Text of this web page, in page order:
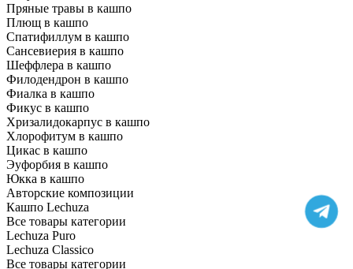
Пряные травы в кашпо
Плющ в кашпо
Спатифиллум в кашпо
Сансевиерия в кашпо
Шеффлера в кашпо
Филодендрон в кашпо
Фиалка в кашпо
Фикус в кашпо
Хризалидокарпус в кашпо
Хлорофитум в кашпо
Цикас в кашпо
Эуфорбия в кашпо
Юкка в кашпо
Авторские композиции
Кашпо Lechuza
Все товары категории
Lechuza Puro
Lechuza Classico
Все товары категории